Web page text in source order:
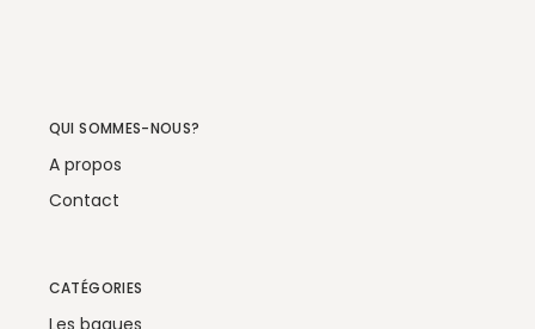
QUI SOMMES-NOUS?
A propos
Contact
CATÉGORIES
Les bagues